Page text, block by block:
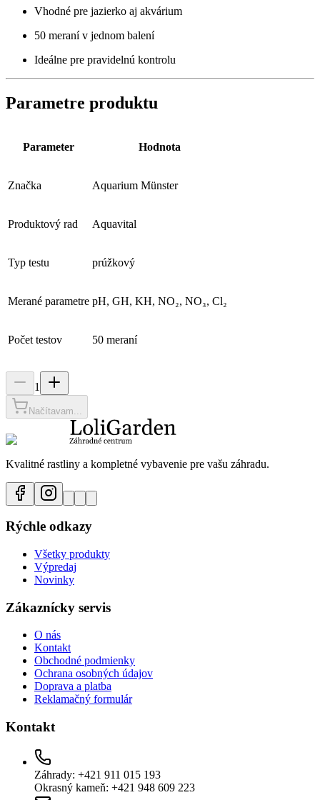
Vhodné pre jazierko aj akvárium
50 meraní v jednom balení
Ideálne pre pravidelnú kontrolu
Parametre produktu
Parameter Hodnota
Značka Aquarium Münster
Produktový rad Aquavital
Typ testu prúžkový
Merané parametre pH, GH, KH, NO₂, NO₃, Cl₂
Počet testov 50 meraní
1
Načítavam...
Kvalitné rastliny a kompletné vybavenie pre vašu záhradu.
Rýchle odkazy
Všetky produkty
Výpredaj
Novinky
Zákaznícky servis
O nás
Kontakt
Obchodné podmienky
Ochrana osobných údajov
Doprava a platba
Reklamačný formulár
Kontakt
Záhrady: +421 911 015 193
Okrasný kameň: +421 948 609 223